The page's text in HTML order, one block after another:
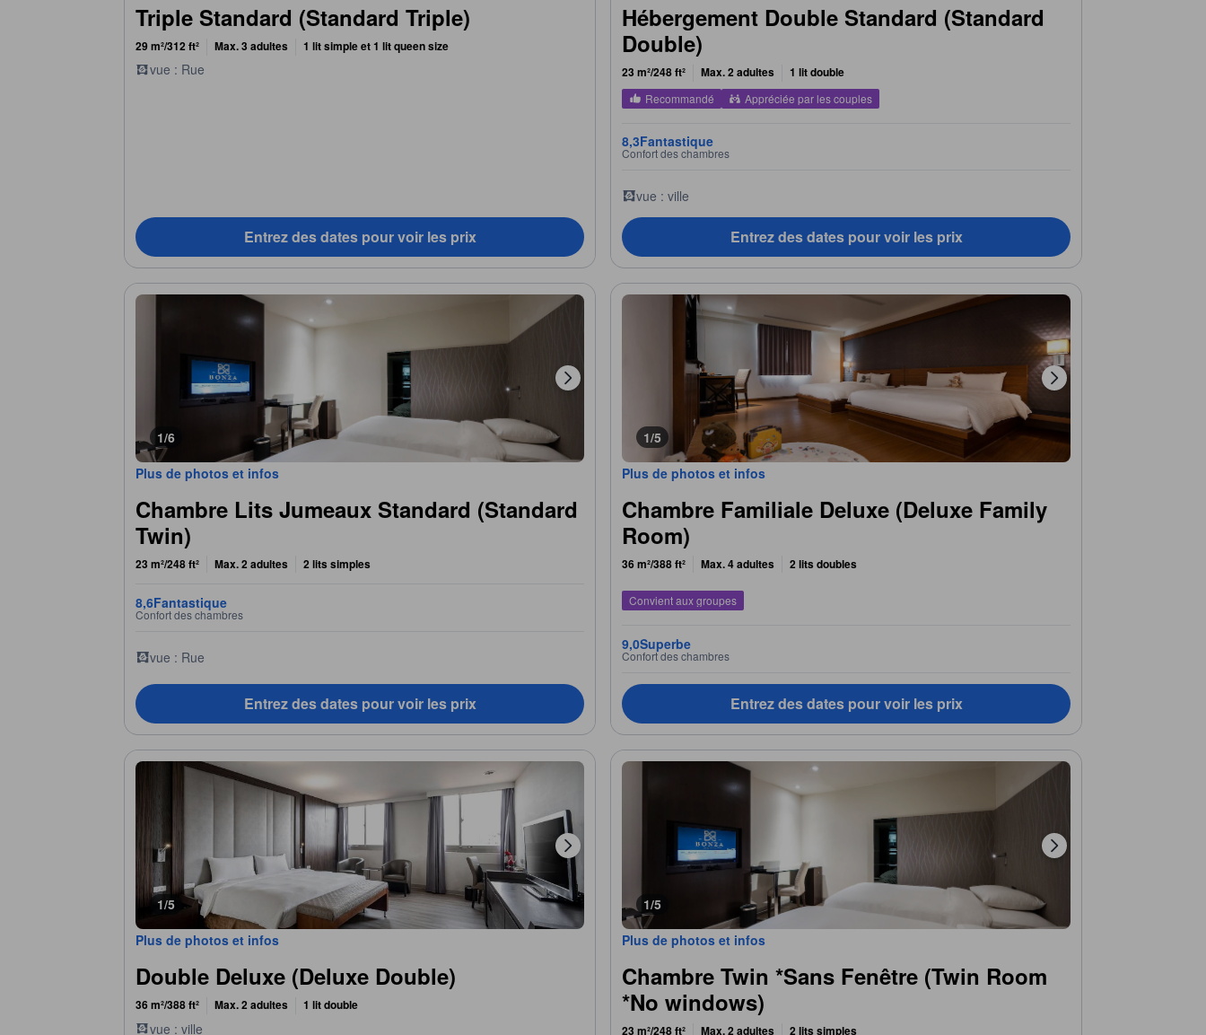
Triple Standard (Standard Triple)
29 m²/312 ft² Max. 3 adultes 1 lit simple et 1 lit queen size
vue : Rue
Entrez des dates pour voir les prix
Hébergement Double Standard (Standard
Double)
23 m²/248 ft² Max. 2 adultes 1 lit double
Recommandé Appréciée par les couples
8,3Fantastique
Confort des chambres
vue : ville
Entrez des dates pour voir les prix
1/6
Plus de photos et infos
Chambre Lits Jumeaux Standard (Standard
Twin)
23 m²/248 ft² Max. 2 adultes 2 lits simples
8,6Fantastique
Confort des chambres
vue : Rue
Entrez des dates pour voir les prix
1/5
Plus de photos et infos
Chambre Familiale Deluxe (Deluxe Family
Room)
36 m²/388 ft² Max. 4 adultes 2 lits doubles
Convient aux groupes
9,0Superbe
Confort des chambres
Entrez des dates pour voir les prix
1/5
Plus de photos et infos
Double Deluxe (Deluxe Double)
36 m²/388 ft² Max. 2 adultes 1 lit double
vue : ville
1/5
Plus de photos et infos
Chambre Twin *Sans Fenêtre (Twin Room
*No windows)
23 m²/248 ft² Max. 2 adultes 2 lits simples